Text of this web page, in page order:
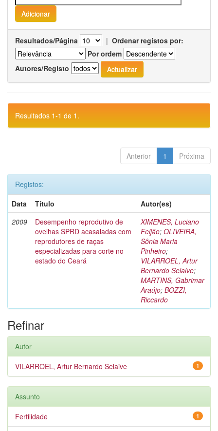
Resultados/Página | Ordenar registos por:
Por ordem
Autores/Registo
Resultados 1-1 de 1.
Anterior 1 Próxima
Registos:
Data
Título
Autor(es)
2009
Desempenho reprodutivo de
ovelhas SPRD acasaladas com
reprodutores de raças
especializadas para corte no
estado do Ceará
XIMENES, Luciano
Feijão; OLIVEIRA,
Sônia Maria
Pinheiro;
VILARROEL, Artur
Bernardo Selaive;
MARTINS, Gabrimar
Araújo; BOZZI,
Riccardo
Refinar
Autor
1
VILARROEL, Artur Bernardo Selaive
Assunto
1
Fertilidade